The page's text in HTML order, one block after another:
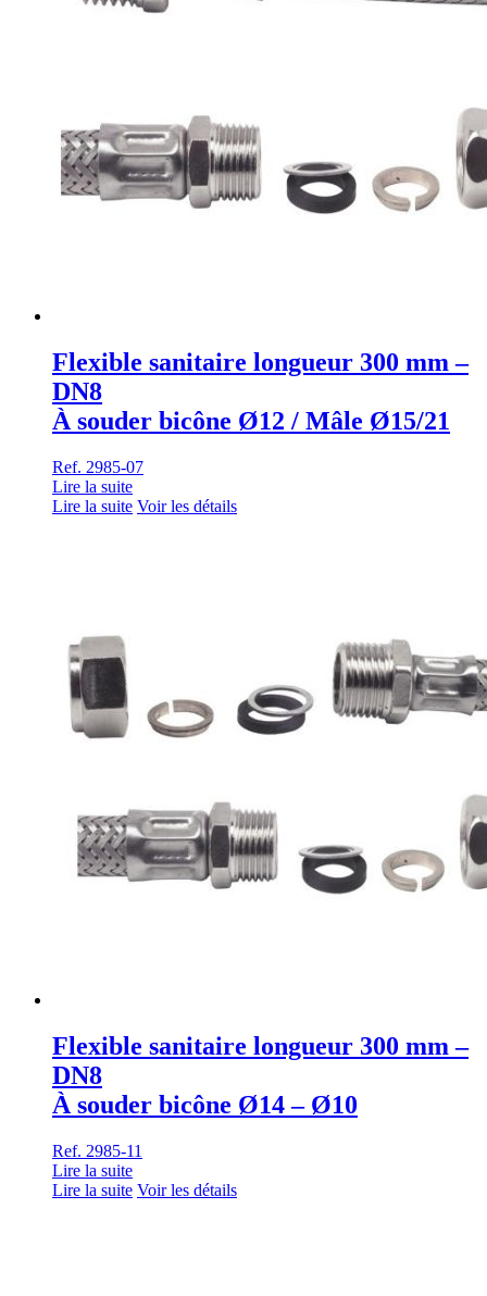
Flexible sanitaire longueur 300 mm –
DN8
À souder bicône Ø12 / Mâle Ø15/21
Ref. 2985-07
Lire la suite
Lire la suite Voir les détails
Flexible sanitaire longueur 300 mm –
DN8
À souder bicône Ø14 – Ø10
Ref. 2985-11
Lire la suite
Lire la suite Voir les détails